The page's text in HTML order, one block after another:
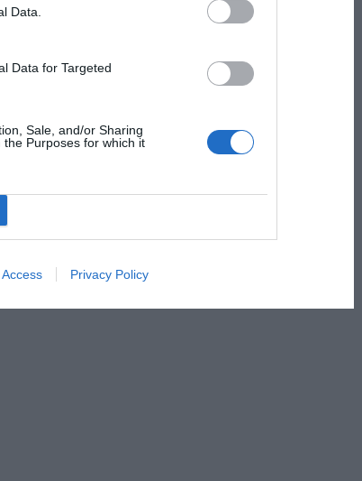
Data.
Data for Targeted
Sale, and/or Sharing
Purposes for which it
Privacy Policy